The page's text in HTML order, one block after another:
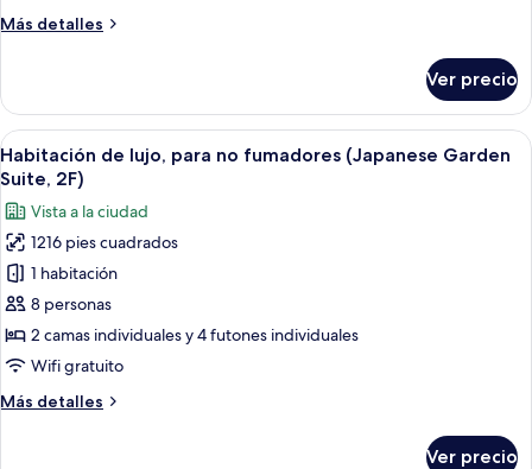
fumadores
28F)
Más detalles
Más
junior,
para
no
fumadores
(Panoramic,
19-
28F)
Ver precio
Abrir
todas
las
fotos
de
Habitación
de
lujo,
para
fumadores
Una habitación japonesa tradicional
6
Habitación de lujo, para no fumadores (Japanese Garden
Suite, 2F)
Vista a la ciudad
1216 pies cuadrados
1 habitación
8 personas
2 camas individuales y 4 futones individuales
Wifi gratuito
Más detalles
Más
Ver precio